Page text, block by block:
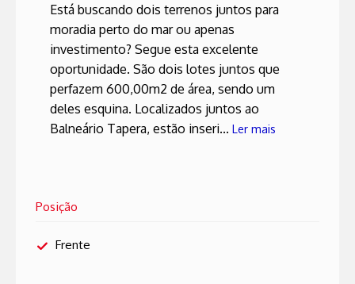
Está buscando dois terrenos juntos para
moradia perto do mar ou apenas
investimento? Segue esta excelente
oportunidade. São dois lotes juntos que
perfazem 600,00m2 de área, sendo um
deles esquina. Localizados juntos ao
Balneário Tapera, estão inseri... Ler mais
Posição
Frente